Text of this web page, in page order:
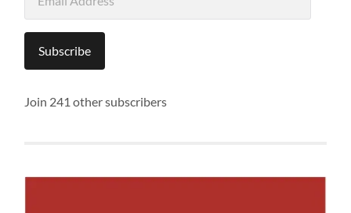
Address
Subscribe
Join 241 other subscribers